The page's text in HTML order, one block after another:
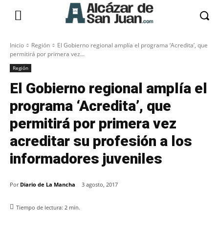
Inicio Región
El Gobierno regional amplía el programa ‘Acredita’, que
permitirá por primera vez...
Región
El Gobierno regional amplía el
programa ‘Acredita’, que
permitirá por primera vez
acreditar su profesión a los
informadores juveniles
Por Diario de La Mancha 3 agosto, 2017
Tiempo de lectura: 2 min.